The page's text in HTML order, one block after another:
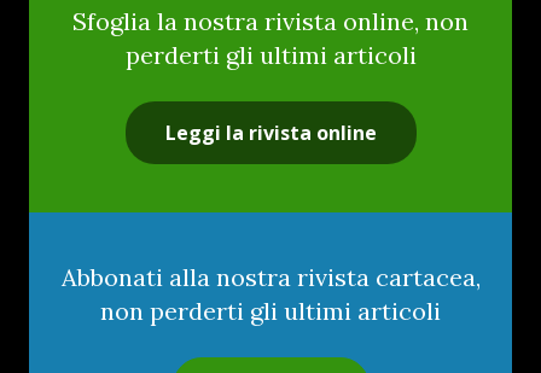
Sfoglia la nostra rivista online, non
perderti gli ultimi articoli
Leggi la rivista online
Abbonati alla nostra rivista cartacea,
non perderti gli ultimi articoli